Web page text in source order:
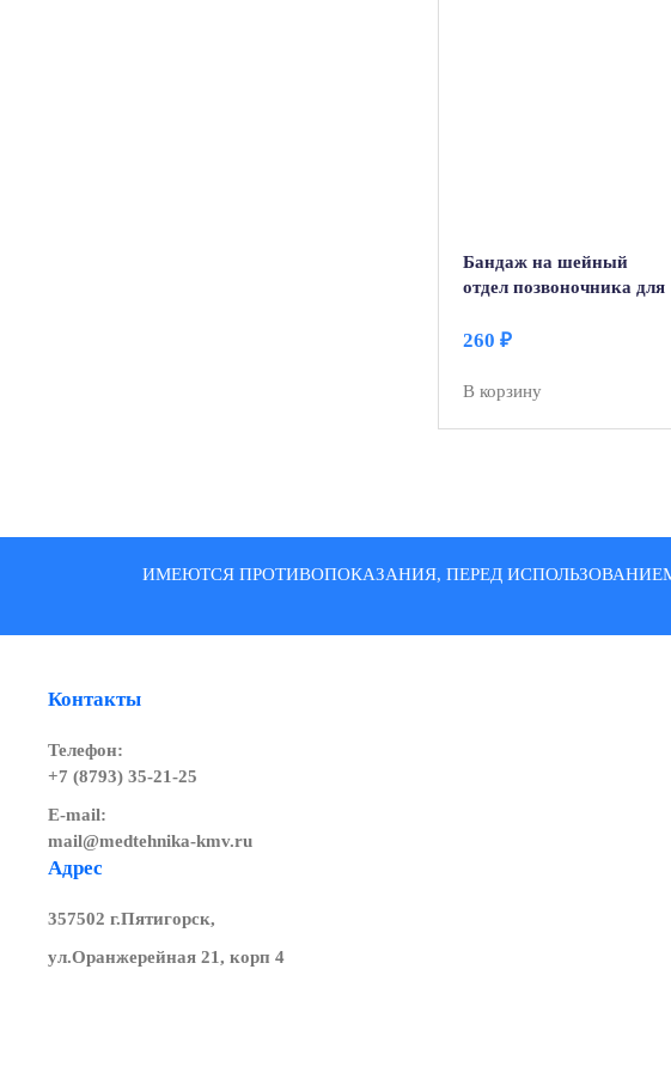
Бандаж на шейный
отдел позвоночника для
ТВ-001 (5.0-36см)
260 ₽
В корзину
ИМЕЮТСЯ ПРОТИВОПОКАЗАНИЯ, ПЕРЕД
Контакты
Телефон:
+7 (8793) 35-21-25
E-mail:
mail@medtehnika-kmv.ru
Адрес
357502 г.Пятигорск,
ул.Оранжерейная 21, корп 4